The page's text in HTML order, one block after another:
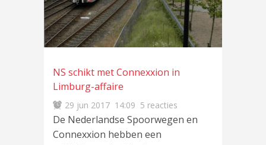
NS schikt met Connexxion in
Limburg-affaire
29 jun 2017 14:09 5 reacties
De Nederlandse Spoorwegen en
Connexxion hebben een